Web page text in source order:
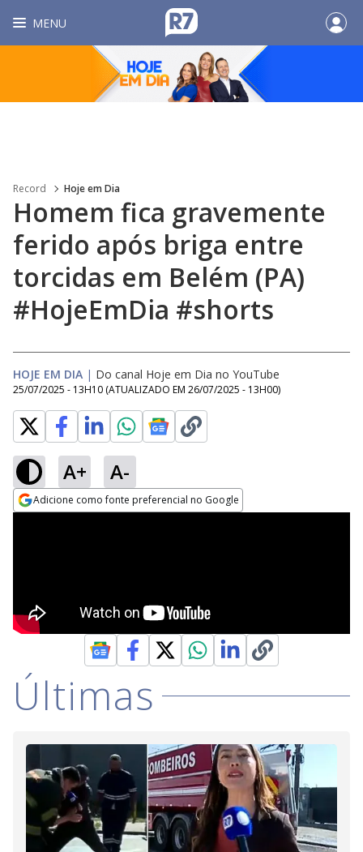
MENU
Record Hoje em Dia
Homem fica gravemente
ferido após briga entre
torcidas em Belém (PA)
#HojeEmDia #shorts
HOJE EM DIA | Do canal Hoje em Dia no YouTube
25/07/2025 - 13H10 (ATUALIZADO EM 26/07/2025 - 13H00)
A+ A-
Adicione como fonte preferencial no Google
Últimas